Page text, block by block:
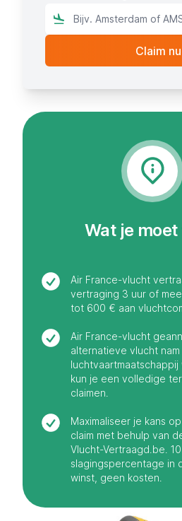
Wat je
Air France-vlucht
vertraging 3 uur of
tot 600 € aan
Air France-vlucht
alternatieve vlucht
kun je een volledige
claimen.
Maximaliseer je kans
claim met behulp van
Vlucht-Vertraagd.be.
slagingspercentage in
winst, geen kosten.